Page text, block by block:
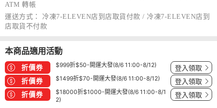
ATM 轉帳
運送方式：
冷凍7-ELEVEN店到店取貨付款 / 冷凍7-ELEVEN店到
店取貨不付款
本商品適用活動
折價券 $999折$50-開運大發(8/6 11:00-8/12) 登入領取
折價券 $1499折$70-開運大發(8/6 11:00-8/12) 登入領取
折價券
$18000折$1000-開運大發(8/6 11:00-8/1
2)
登入領取